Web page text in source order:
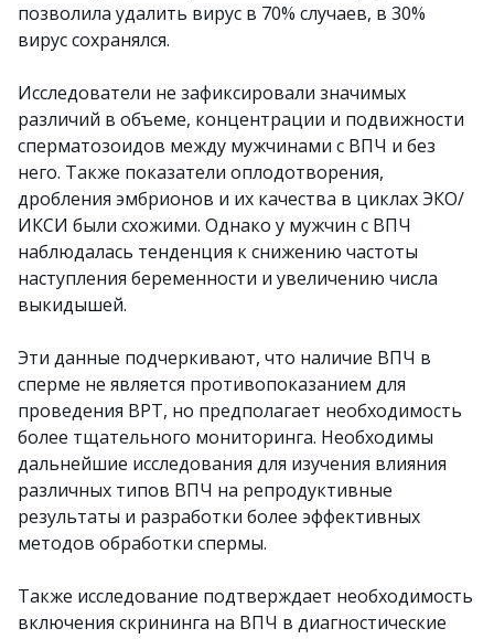
позволила удалить вирус в 70% случаев, в 30%
вирус сохранялся.
Исследователи не зафиксировали значимых
различий в объеме, концентрации и подвижности
сперматозоидов между мужчинами с ВПЧ и без
него. Также показатели оплодотворения,
дробления эмбрионов и их качества в циклах ЭКО/
ИКСИ были схожими. Однако у мужчин с ВПЧ
наблюдалась тенденция к снижению частоты
наступления беременности и увеличению числа
выкидышей.
Эти данные подчеркивают, что наличие ВПЧ в
сперме не является противопоказанием для
проведения ВРТ, но предполагает необходимость
более тщательного мониторинга. Необходимы
дальнейшие исследования для изучения влияния
различных типов ВПЧ на репродуктивные
результаты и разработки более эффективных
методов обработки спермы.
Также исследование подтверждает необходимость
включения скрининга на ВПЧ в диагностические